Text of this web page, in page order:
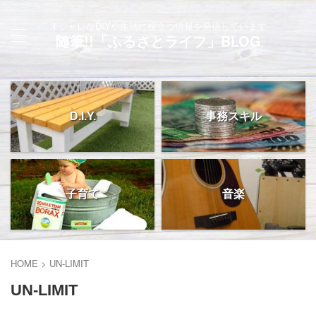
随筆!!「ふるさとライフ」BLOG
D.I.Y. 事務スキル
子育て 音楽
HOME > UN-LIMIT
UN-LIMIT